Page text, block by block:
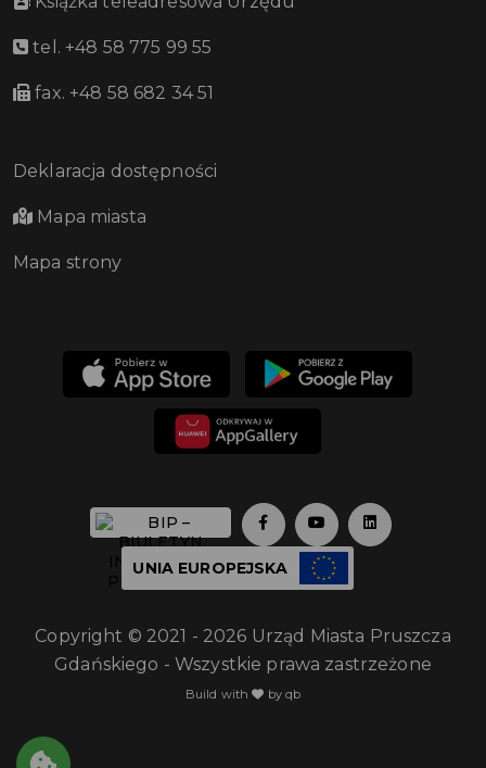
tel. +48 58 775 99 55
fax. +48 58 682 34 51
Deklaracja dostępności
Mapa miasta
Mapa strony
UNIA EUROPEJSKA
Copyright © 2021 - 2026 Urząd Miasta Pruszcza
Gdańskiego - Wszystkie prawa zastrzeżone
Build with by qb